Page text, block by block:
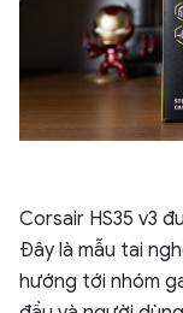
Corsair HS35 v3
Đây là mẫu tai
hướng tới nhóm